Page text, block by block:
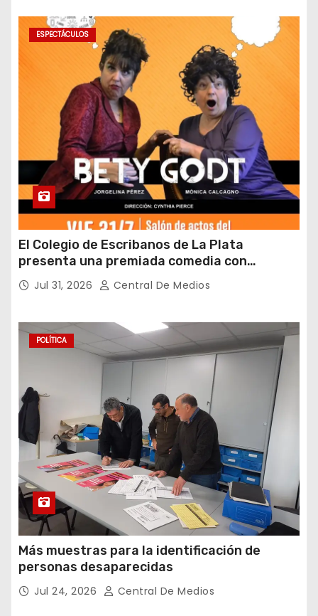
ESPECTÁCULOS
El Colegio de Escribanos de La Plata
presenta una premiada comedia con
entrada gratuita y fin solidario
Jul 31, 2026 Central De Medios
POLÍTICA
Más muestras para la identificación de
personas desaparecidas
Jul 24, 2026 Central De Medios